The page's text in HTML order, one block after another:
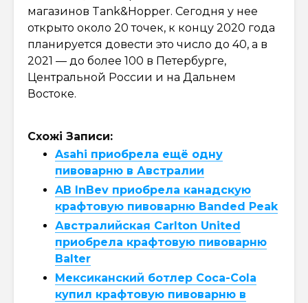
магазинов Tank&Hopper. Сегодня у нее
открыто около 20 точек, к концу 2020 года
планируется довести это число до 40, а в
2021 — до более 100 в Петербурге,
Центральной России и на Дальнем
Востоке.
Схожі Записи:
Asahi приобрела ещё одну
пивоварню в Австралии
AB InBev приобрела канадскую
крафтовую пивоварню Banded Peak
Австралийская Carlton United
приобрела крафтовую пивоварню
Balter
Мексиканский ботлер Coca-Cola
купил крафтовую пивоварню в